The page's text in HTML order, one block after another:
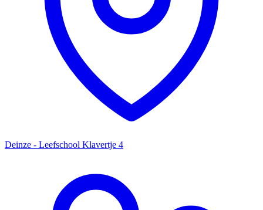
Deinze - Leefschool Klavertje 4